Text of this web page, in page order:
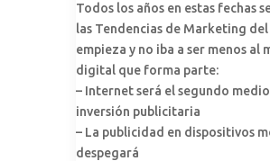
Todos los años en estas fechas
las Tendencias de Marketing
empieza y no iba a ser menos al
digital que forma parte:
– Internet será el segundo
inversión publicitaria
– La publicidad en dispositivos
despegará